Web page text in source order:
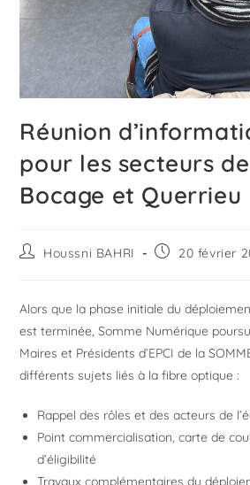
Réunion
pour les secteurs
Bocage et Querrieu
Houssni BAHRI 20 février
Alors que la phase initiale du
est terminée, Somme Numérique
Maires et Présidents d’EPCI de la
différents sujets liés à la fibre optique :
Rappel des rôles et des acteurs de
Point commercialisation, carte de
d’éligibilité
Travaux complémentaires du